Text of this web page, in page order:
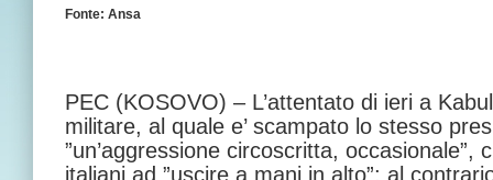
Fonte: Ansa
PEC (KOSOVO) – L’attentato di ieri a
militare, al quale e’ scampato lo stesso
”un’aggressione circoscritta, occasionale”,
italiani ad ”uscire a mani in alto”; al